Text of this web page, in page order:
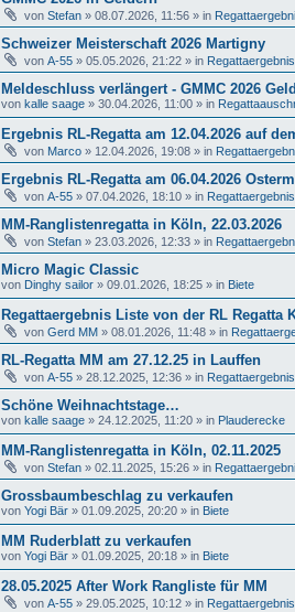
von Stefan » 08.07.2026, 11:56 » in
Schweizer Meisterschaft 2026 Martigny
von A-55 » 05.05.2026, 21:22 » in
Meldeschluss verlängert - GMMC 2026
von kalle saage » 30.04.2026, 11:00 » in
Ergebnis RL-Regatta am 12.04.2026 auf
von Marco » 12.04.2026, 19:08 » in
Ergebnis RL-Regatta am 06.04.2026
von A-55 » 07.04.2026, 18:10 » in
MM-Ranglistenregatta in Köln, 22.03.2026
von Stefan » 23.03.2026, 12:33 » in
Micro Magic Classic
von Dinghy sailor » 09.01.2026, 18:25 » in Biete
Regattaergebnis Liste von der RL Regatta
von Gerd MM » 08.01.2026, 11:48 » in
RL-Regatta MM am 27.12.25 in Lauffen
von A-55 » 28.12.2025, 12:36 » in
Schöne Weihnachtstage…
von kalle saage » 24.12.2025, 11:20 » in Plauderecke
MM-Ranglistenregatta in Köln, 02.11.2025
von Stefan » 02.11.2025, 15:26 » in
Grossbaumbeschlag zu verkaufen
von Yogi Bär » 01.09.2025, 20:20 » in Biete
MM Ruderblatt zu verkaufen
von Yogi Bär » 01.09.2025, 20:18 » in Biete
28.05.2025 After Work Rangliste für MM
von A-55 » 29.05.2025, 10:12 » in